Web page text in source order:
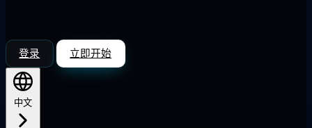
登录 立即开始
中文